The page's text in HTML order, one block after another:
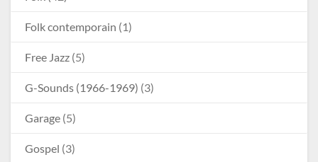
Folk contemporain (1)
Free Jazz (5)
G-Sounds (1966-1969) (3)
Garage (5)
Gospel (3)